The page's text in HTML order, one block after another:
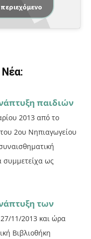
παιδιών
2013 από το
2ου Νηπιαγωγείου
συμμετείχα ως
των
11/2013 και ώρα
Βιβλιοθήκη